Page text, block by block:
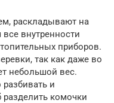
раскладывают на
внутренности
приборов.
так как даже во
небольшой вес.
и
разделить комочки